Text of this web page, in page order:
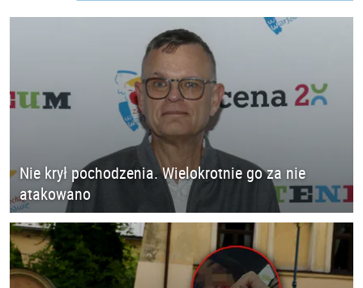
Nie krył pochodzenia. Wielokrotnie go za nie
atakowano